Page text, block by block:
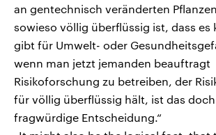
an gentechnisch veränderten
sowieso völlig überflüssig ist, dass es
gibt für Umwelt- oder
wenn man jetzt jemanden beauftragt
Risikoforschung zu betreiben, der
für völlig überflüssig hält, ist das
fragwürdige Entscheidung.“